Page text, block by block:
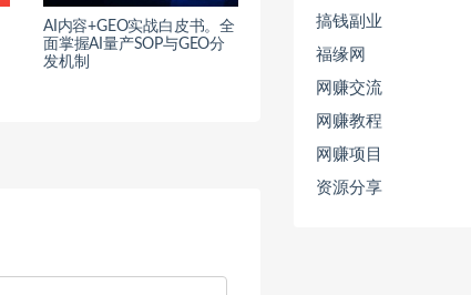
AI内容+GEO实战白皮书。全
面掌握AI量产SOP与GEO分
发机制
搞钱副业
福缘网
网赚交流
网赚教程
网赚项目
资源分享